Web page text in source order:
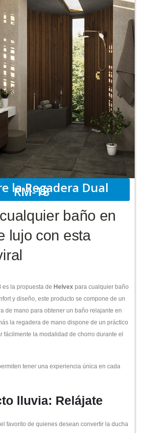
la Regadera Dual
RM-18
baño en
lujo con esta
es la propuesta de Helvex para cualquier baño
y diseño, este producto se compone de un
de mano para obtener un baño relajante en
la regadera de mano dispone de un práctico
fácilmente la modalidad de chorro durante el
tener una experiencia única en cada
lluvia: Relájate
favorito de quienes desean convertir la ducha